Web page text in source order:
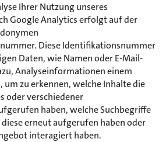
Ihrer Nutzung unseres
Google Analytics erfolgt auf der
Diese Identifikationsnummer
Daten, wie Namen oder E-Mail-
Analyseinformationen einem
um zu erkennen, welche Inhalte die
oder verschiedener
haben, welche Suchbegriffe
erneut aufgerufen haben oder
interagiert haben.